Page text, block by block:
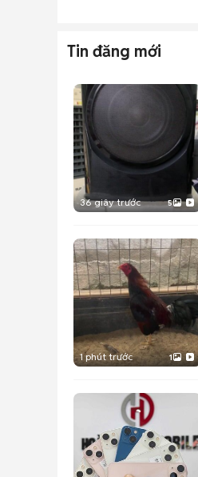
Tin đăng mới
36 giây trước 5
1 phút trước 1